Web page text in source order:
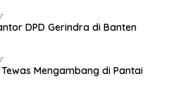
DPD Gerindra di Banten
Mengambang di Pantai